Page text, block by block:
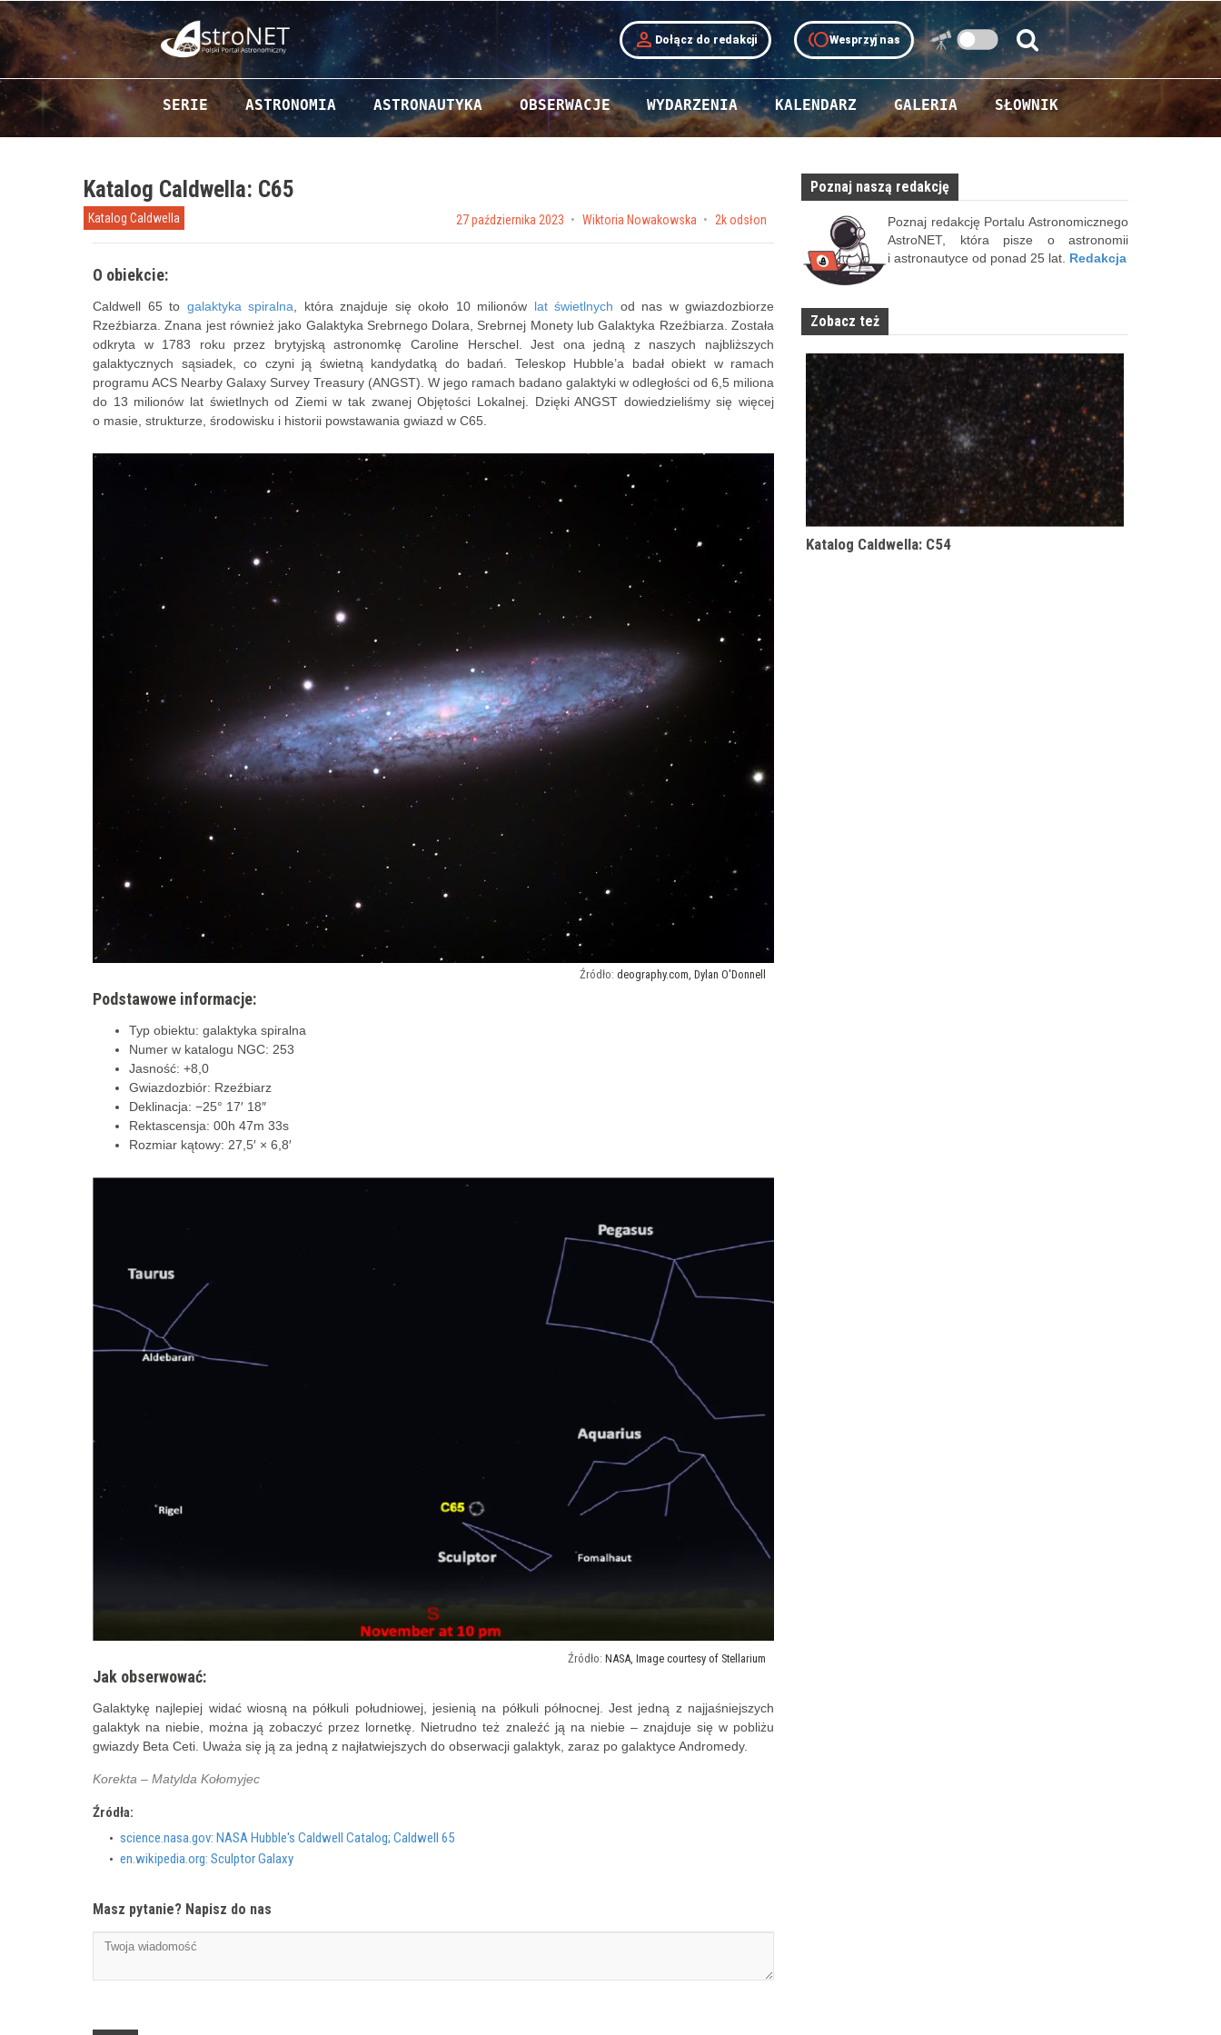
person Dołącz do redakcji tollWesprzyj nas
Szukaj:
Szukaj
Przejdź do zawartości
SERIE ASTRONOMIA ASTRONAUTYKA OBSERWACJE WYDARZENIA KALENDARZ GALERIA SŁOWNIK
Katalog Caldwella: C65
Katalog Caldwella Posted on
27 października 2023 by Wiktoria Nowakowska 2k odsłon
O obiekcie:
Caldwell 65 to galaktyka spiralna , która znajduje się około 10 milionów lat świetlnych od nas w gwiazdozbiorze
Rzeźbiarza. Znana jest również jako Galaktyka Srebrnego Dolara, Srebrnej Monety lub Galaktyka Rzeźbiarza. Została
odkryta w 1783 roku przez brytyjską astronomkę Caroline Herschel. Jest ona jedną z naszych najbliższych
galaktycznych sąsiadek, co czyni ją świetną kandydatką do badań. Teleskop Hubble’a badał obiekt w ramach
programu ACS Nearby Galaxy Survey Treasury (ANGST). W jego ramach badano galaktyki w odległości od 6,5 miliona
do 13 milionów lat świetlnych od Ziemi w tak zwanej Objętości Lokalnej. Dzięki ANGST dowiedzieliśmy się więcej
o masie, strukturze, środowisku i historii powstawania gwiazd w C65.
deography.com, Dylan O'Donnell
Podstawowe informacje:
Typ obiektu: galaktyka spiralna
Numer w katalogu NGC: 253
Jasność: +8,0
Gwiazdozbiór: Rzeźbiarz
Deklinacja: −25° 17′ 18″
Rektascensja: 00h 47m 33s
Rozmiar kątowy: 27,5′ × 6,8′
NASA, Image courtesy of Stellarium
Jak obserwować:
Galaktykę najlepiej widać wiosną na półkuli południowej, jesienią na półkuli północnej. Jest jedną z najjaśniejszych
galaktyk na niebie, można ją zobaczyć przez lornetkę. Nietrudno też znaleźć ją na niebie – znajduje się w pobliżu
gwiazdy Beta Ceti. Uważa się ją za jedną z najłatwiejszych do obserwacji galaktyk, zaraz po galaktyce Andromedy.
Korekta – Matylda Kołomyjec
Źródła:
science.nasa.gov: NASA Hubble's Caldwell Catalog; Caldwell 65
en.wikipedia.org: Sculptor Galaxy
Masz pytanie? Napisz do nas
Poznaj naszą redakcję
Poznaj redakcję Portalu Astronomicznego
AstroNET, która pisze o astronomii
i astronautyce od ponad 25 lat. Redakcja
Zobacz też
Katalog Caldwella: C54